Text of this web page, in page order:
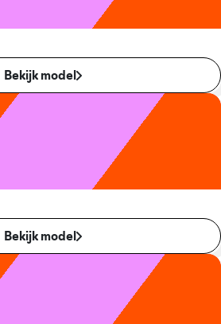
Bekijk model
Bekijk model